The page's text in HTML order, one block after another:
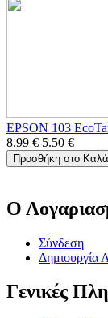
EPSON 103
8.99 € 5.50 €
Προσθήκη στο
Ο
Σύνδεση
Δημιουργία
Γενικές